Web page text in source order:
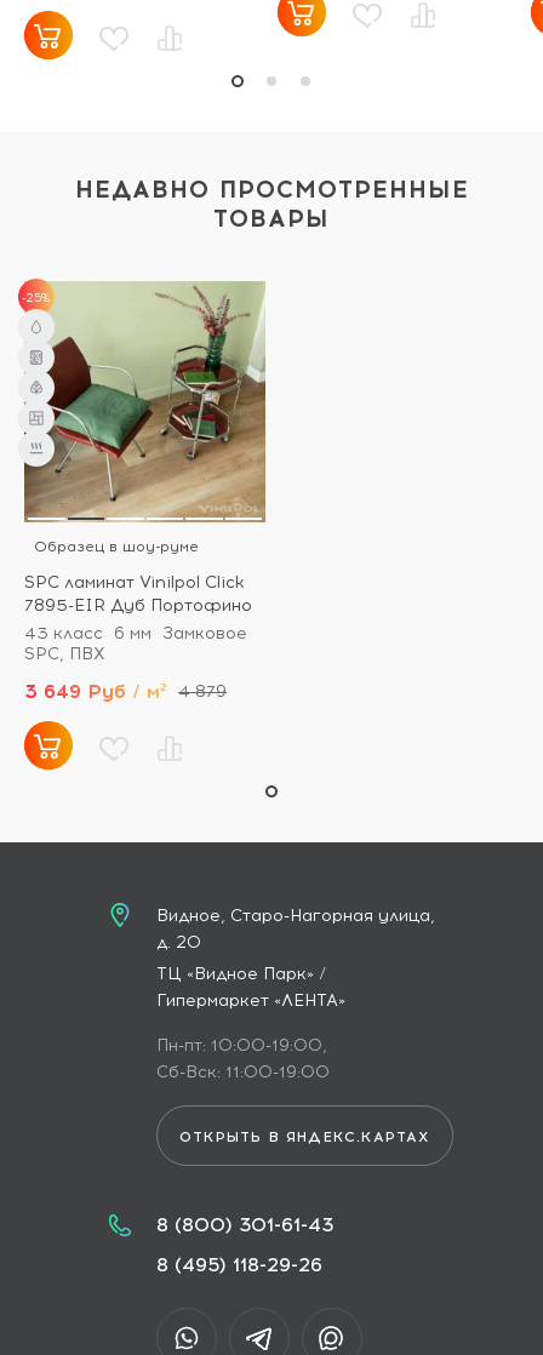
НЕДАВНО ПРОСМОТРЕННЫЕ
ТОВАРЫ
-25%
Образец в шоу-руме
SPC ламинат Vinilpol Click
7895-EIR Дуб Портофино
43 класс
6 мм
Замковое
SPC, ПВХ
3 649 Руб / м² 4 879
Видное, Старо-Нагорная улица,
д. 20
ТЦ «Видное Парк» /
Гипермаркет «ЛЕНТА»
Пн-пт: 10:00-19:00,
Сб-Вск: 11:00-19:00
ОТКРЫТЬ В ЯНДЕКС.КАРТАХ
8 (800) 301-61-43
8 (495) 118-29-26